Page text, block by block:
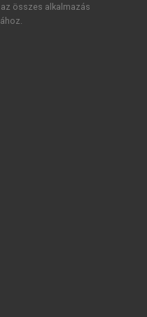
összes alkalmazás